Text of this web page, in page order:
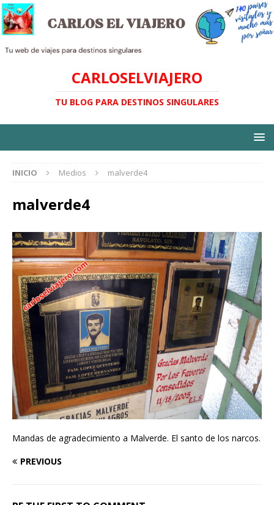
CARLOSELVIAJERO
TU BLOG PARA DESTINOS SINGULARES
INICIO Medios malverde4
malverde4
Mandas de agradecimiento a Malverde. El santo de los narcos.
PREVIOUS